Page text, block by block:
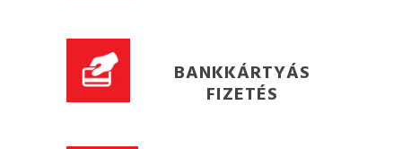
BANKKÁRTYÁS
FIZETÉS